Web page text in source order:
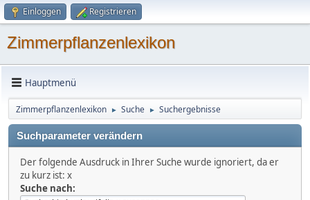
Einloggen Registrieren
Zimmerpflanzenlexikon
Hauptmenü
Zimmerpflanzenlexikon ► Suche ► Suchergebnisse
Suchparameter verändern
Der folgende Ausdruck in Ihrer Suche wurde ignoriert, da er
zu kurz ist: x
Suche nach: